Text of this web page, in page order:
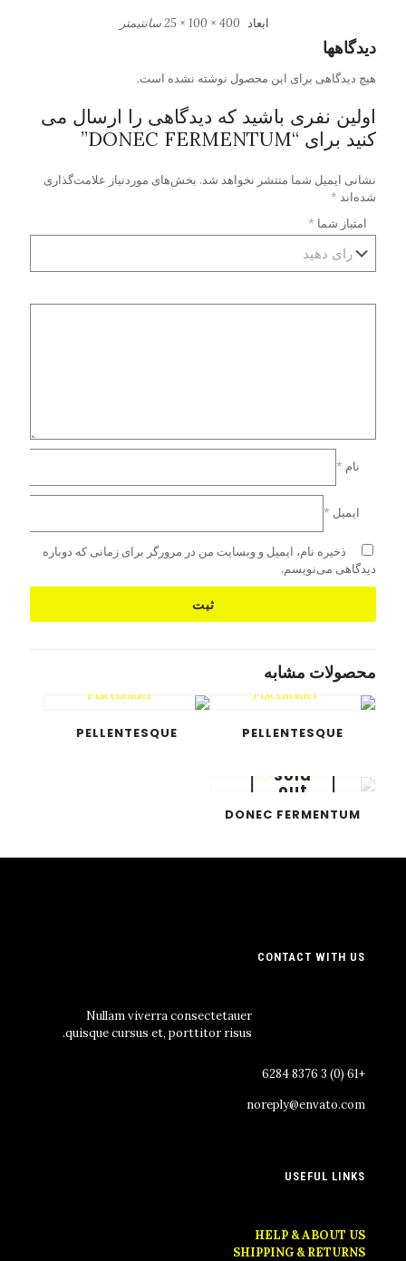
ابعاد 400 × 100 × 25 سانتیمتر
دیدگاهها
هیچ دیدگاهی برای این محصول نوشته نشده است.
اولین نفری باشید که دیدگاهی را ارسال می
کنید برای “DONEC FERMENTUM”
نشانی ایمیل شما منتشر نخواهد شد. بخش‌های موردنیاز علامت‌گذاری
شده‌اند *
امتیاز شما *
نام *
ایمیل *
ذخیره نام، ایمیل و وبسایت من در مرورگر برای زمانی که دوباره
دیدگاهی می‌نویسم.
محصولات مشابه
PELLENTESQUE
PELLENTESQUE
Sold
out
DONEC FERMENTUM
CONTACT WITH US
Nullam viverra consectetauer
quisque cursus et, porttitor risus.
+61 (0) 3 8376 6284
noreply@envato.com
USEFUL LINKS
HELP & ABOUT US
SHIPPING & RETURNS